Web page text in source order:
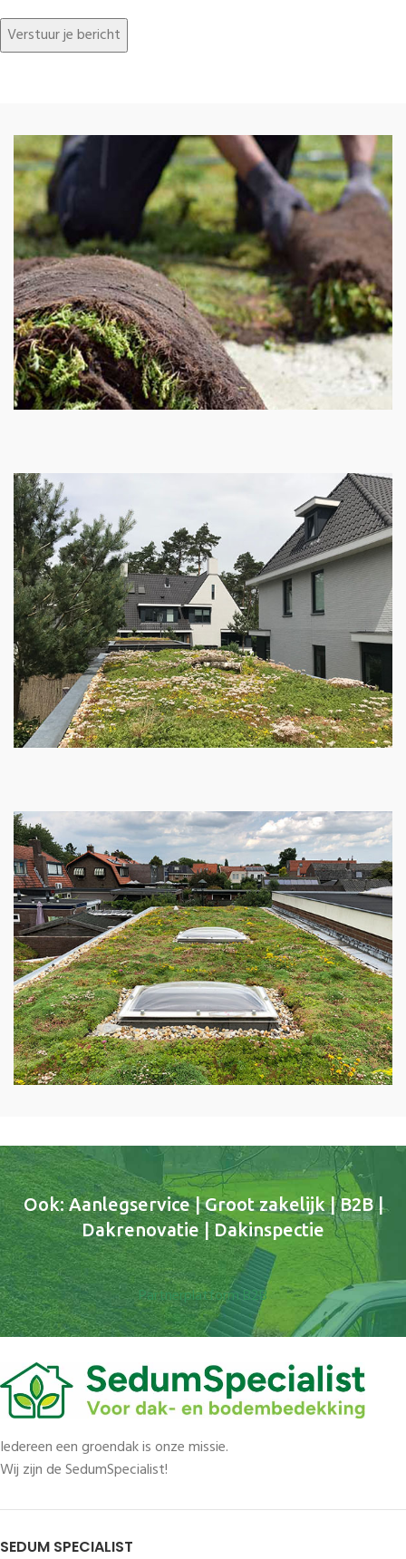
Ook: Aanlegservice | Groot zakelijk | B2B |
Dakrenovatie | Dakinspectie
Partnerplatform B2B
Iedereen een groendak is onze missie.
Wij zijn de SedumSpecialist!
SEDUM SPECIALIST